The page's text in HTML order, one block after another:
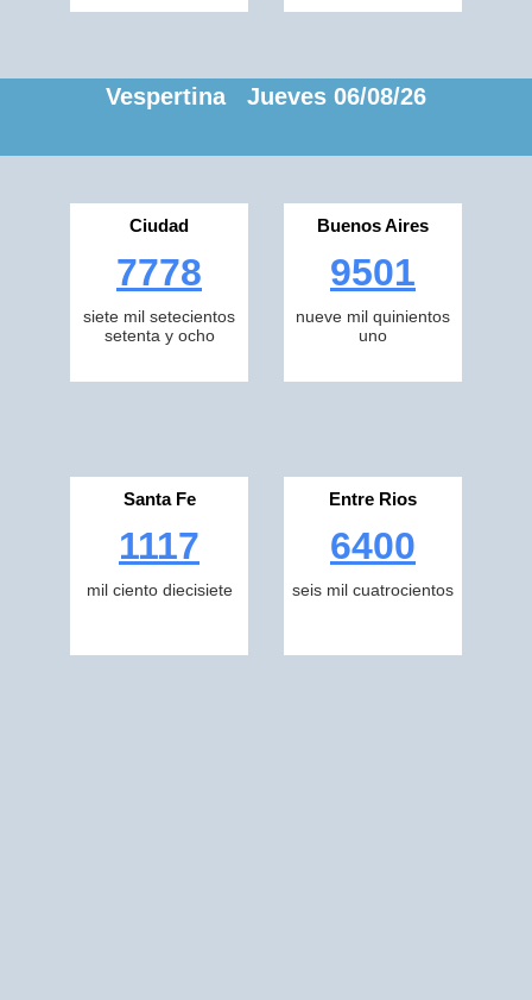
Vespertina Jueves 06/08/26
Ciudad
7778
siete mil setecientos
setenta y ocho
Buenos Aires
9501
nueve mil quinientos
uno
Santa Fe
1117
mil ciento diecisiete
Entre Rios
6400
seis mil cuatrocientos